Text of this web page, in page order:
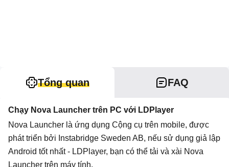
Tổng quan FAQ
Chạy Nova Launcher trên PC với LDPlayer
Nova Launcher là ứng dụng Cộng cụ trên mobile, được
phát triển bởi Instabridge Sweden AB, nếu sử dụng giả lập
Android tốt nhất - LDPlayer, bạn có thể tải và xài Nova
Launcher trên máy tính.